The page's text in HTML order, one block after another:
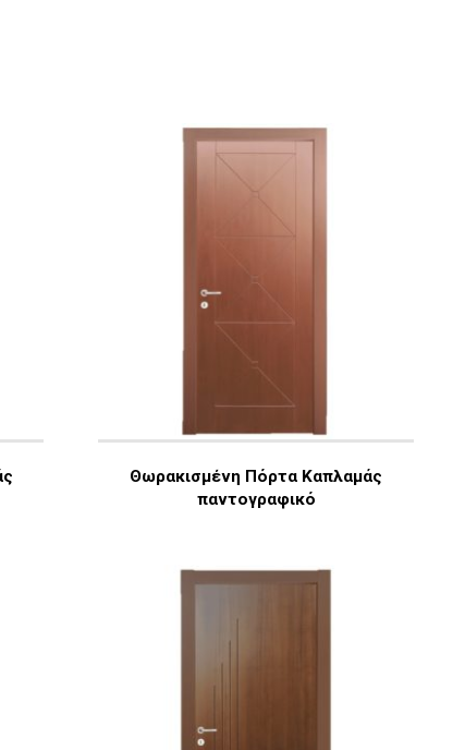
Θωρακισμένη Πόρτα Καπλαμάς
παντογραφικό